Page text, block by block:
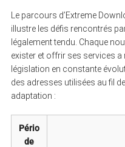
Le parcours d’Extreme
illustre les défis rencontrés
légalement tendu. Chaque
exister et offrir ses services a
législation en constante
des adresses utilisées au fil
adaptation :
Pério
de